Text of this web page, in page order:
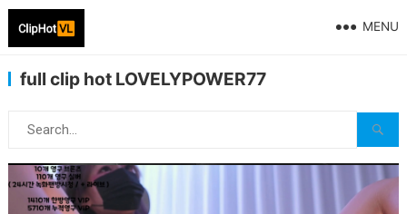
MENU
full clip hot LOVELYPOWER77